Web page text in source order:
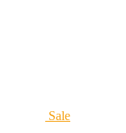
Sale